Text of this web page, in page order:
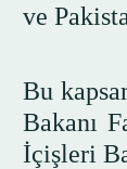
ve
Bu
Bakanı
İçişleri